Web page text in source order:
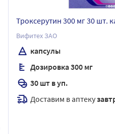
Троксерутин 300 мг 30 шт.
Вифитех ЗАО
капсулы
Дозировка 300 мг
30 шт в уп.
Доставим в аптеку